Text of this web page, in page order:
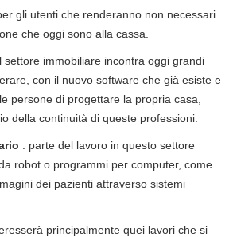
gli utenti che renderanno non necessari
che oggi sono alla cassa.
settore immobiliare incontra oggi grandi
con il nuovo software che già esiste e
persone di progettare la propria casa,
della continuità di queste professioni.
: parte del lavoro in questo settore
robot o programmi per computer, come
dei pazienti attraverso sistemi
principalmente quei lavori che si